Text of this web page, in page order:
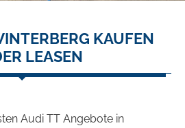
KAUFEN
LEASEN
Audi TT Angebote in